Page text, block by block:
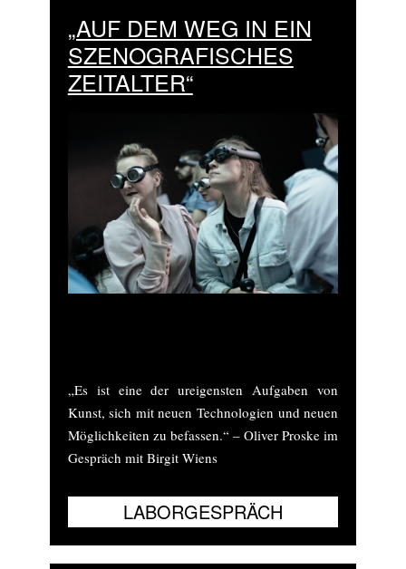
„AUF DEM WEG IN EIN
SZENOGRAFISCHES
ZEITALTER“
„Es ist eine der ureigensten Aufgaben von
Kunst, sich mit neuen Technologien und neuen
Möglichkeiten zu befassen.“ – Oliver Proske im
Gespräch mit Birgit Wiens